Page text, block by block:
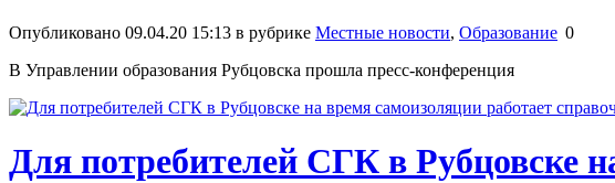
Опубликовано 09.04.20 15:13 в рубрике Местные новости, Образование 0
В Управлении образования Рубцовска прошла пресс-конференция
Для потребителей СГК в Рубцовске